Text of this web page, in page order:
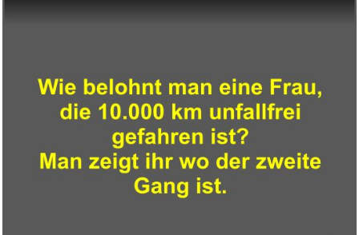
Fokky Fitnessbänder [5er ...